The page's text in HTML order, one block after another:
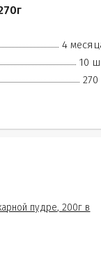
4
10
270